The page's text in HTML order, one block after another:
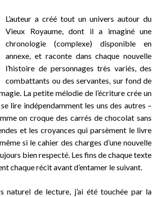
L’auteur a créé tout un univers autour du
Vieux Royaume, dont il a imaginé une
chronologie (complexe) disponible en
annexe, et raconte dans chaque nouvelle
l’histoire de personnages très variés, des
combattants ou des servantes, sur fond de
La petite mélodie de l’écriture crée un
lire indépendamment les uns des autres –
on croque des carrés de chocolat sans
et les croyances qui parsèment le livre
si le cahier des charges d’une nouvelle
bien respecté. Les fins de chaque texte
chaque récit avant d’entamer le suivant.
naturel de lecture, j’ai été touchée par la